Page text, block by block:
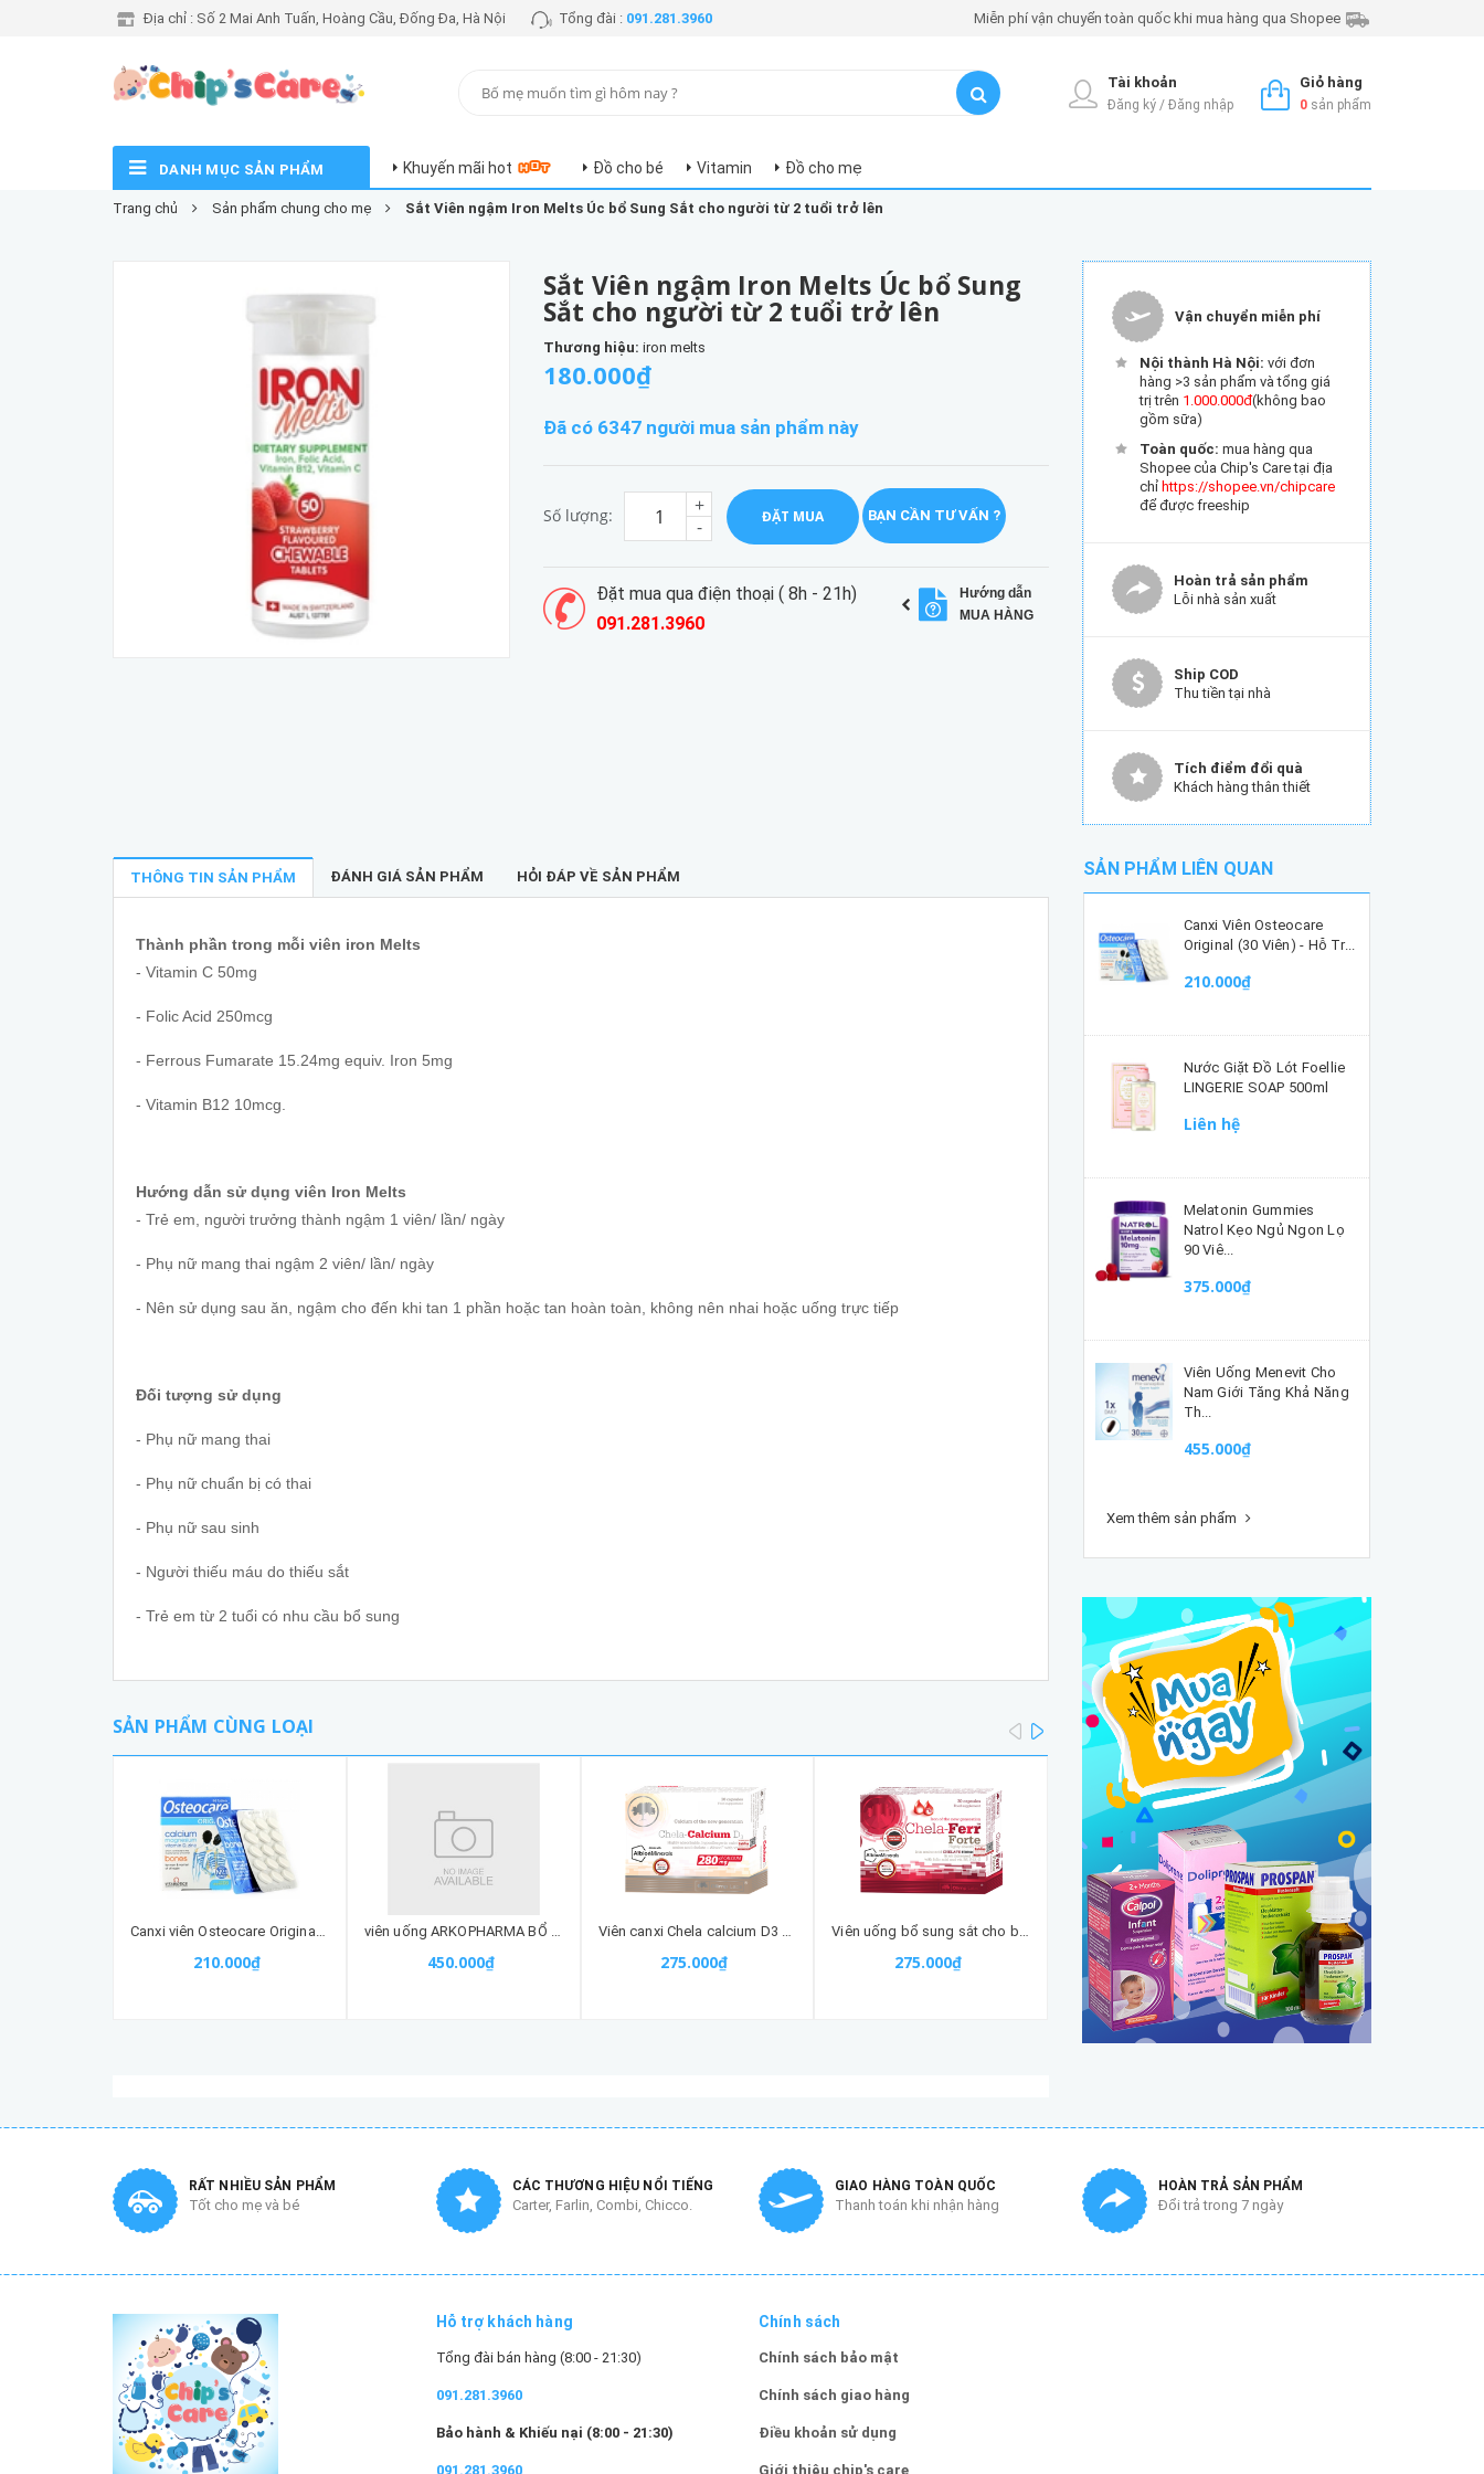
Địa chỉ : Số 2 Mai Anh Tuấn, Hoàng Cầu, Đống Đa, Hà Nội Tổng đài : 091.281.3960 Miễn phí vận chuyển toàn quốc khi mua hàng qua Shopee
Giỏ hàng
0 sản phẩm
Tài khoản
Đăng ký / Đăng nhập
DANH MỤC SẢN PHẨM Khuyến mãi hot Đồ cho bé Vitamin Đồ cho mẹ
Trang chủ Sản phẩm chung cho mẹ Sắt Viên ngậm Iron Melts Úc bổ Sung Sắt cho người từ 2 tuổi trở lên
Sắt Viên ngậm Iron Melts Úc bổ Sung
Sắt cho người từ 2 tuổi trở lên
Thương hiệu: iron melts
180.000₫
Đã có 6347 người mua sản phẩm này
Số lượng: -
+ ĐẶT MUA BẠN CẦN TƯ VẤN ?
Đặt mua qua điện thoại ( 8h - 21h)
091.281.3960
Hướng dẫn
MUA HÀNG
Vận chuyển miễn phí
Nội thành Hà Nội: với đơn
hàng >3 sản phẩm và tổng giá
trị trên 1.000.000đ(không bao
gồm sữa)
Toàn quốc: mua hàng qua
Shopee của Chip's Care tại địa
chỉ https://shopee.vn/chipcare
để được freeship
Hoàn trả sản phẩm
Lỗi nhà sản xuất
Ship COD
Thu tiền tại nhà
Tích điểm đổi quà
Khách hàng thân thiết
THÔNG TIN SẢN PHẨM ĐÁNH GIÁ SẢN PHẨM HỎI ĐÁP VỀ SẢN PHẨM
Thành phần trong mỗi viên iron Melts
- Vitamin C 50mg
- Folic Acid 250mcg
- Ferrous Fumarate 15.24mg equiv. Iron 5mg
- Vitamin B12 10mcg.
Hướng dẫn sử dụng viên Iron Melts
- Trẻ em, người trưởng thành ngậm 1 viên/ lần/ ngày
- Phụ nữ mang thai ngậm 2 viên/ lần/ ngày
- Nên sử dụng sau ăn, ngậm cho đến khi tan 1 phần hoặc tan hoàn toàn, không nên nhai hoặc uống trực tiếp
Đối tượng sử dụng
- Phụ nữ mang thai
- Phụ nữ chuẩn bị có thai
- Phụ nữ sau sinh
- Người thiếu máu do thiếu sắt
- Trẻ em từ 2 tuổi có nhu cầu bổ sung
SẢN PHẨM CÙNG LOẠI
Canxi viên Osteocare Original (30 viên) - Hỗ trợ xương khớp
210.000₫
viên uống ARKOPHARMA BỔ NÃO GINKGO 150 VIÊN nhập khẩu chính hãng
450.000₫
Viên canxi Chela calcium D3 hữu cơ nhập khẩu chính hãng
275.000₫
Viên uống bổ sung sắt cho bà bầu Chela-Ferr Forte (30 viên) nhập khẩu chính hãng
275.000₫ 425.000₫ 425.000₫
prev
SẢN PHẨM LIÊN QUAN
Canxi Viên Osteocare
Original (30 Viên) - Hỗ Tr...
210.000₫
Nước Giặt Đồ Lót Foellie
LINGERIE SOAP 500ml
Liên hệ
Melatonin Gummies
Natrol Kẹo Ngủ Ngon Lọ
90 Viê...
375.000₫
Viên Uống Menevit Cho
Nam Giới Tăng Khả Năng
Th...
455.000₫
Xem thêm sản phẩm
RẤT NHIỀU SẢN PHẨM
Tốt cho mẹ và bé
CÁC THƯƠNG HIỆU NỔI TIẾNG
Carter, Farlin, Combi, Chicco.
GIAO HÀNG TOÀN QUỐC
Thanh toán khi nhận hàng
HOÀN TRẢ SẢN PHẨM
Đổi trả trong 7 ngày
Hỗ trợ khách hàng
Tổng đài bán hàng (8:00 - 21:30)
091.281.3960
Bảo hành & Khiếu nại (8:00 - 21:30)
091.281.3960
Chính sách
Chính sách bảo mật
Chính sách giao hàng
Điều khoản sử dụng
Giới thiệu chip's care